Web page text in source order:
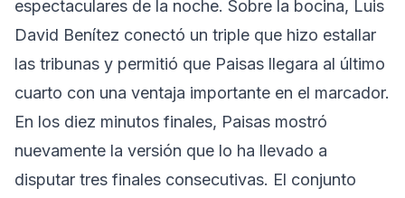
espectaculares de la noche. Sobre la bocina, Luis
David Benítez conectó un triple que hizo estallar
las tribunas y permitió que Paisas llegara al último
cuarto con una ventaja importante en el marcador.
En los diez minutos finales, Paisas mostró
nuevamente la versión que lo ha llevado a
disputar tres finales consecutivas. El conjunto